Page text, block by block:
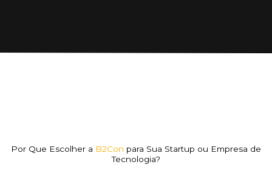
Por Que Escolher a B2Con para Sua Startup ou Empresa de
Tecnologia?